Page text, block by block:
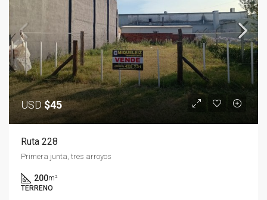
USD$45
Ruta 228
Primera junta, tres arroyos
200m²
TERRENO